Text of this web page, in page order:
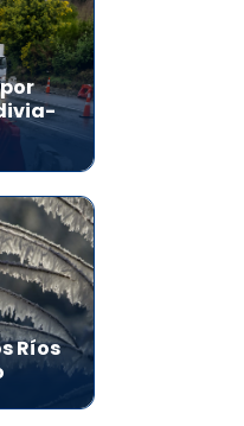
Ríos